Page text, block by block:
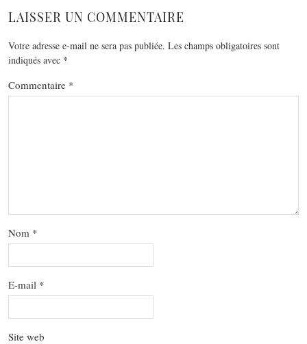
LAISSER UN COMMENTAIRE
Votre adresse e-mail ne sera pas publiée. Les champs obligatoires sont
indiqués avec *
Commentaire *
Nom *
E-mail *
Site web